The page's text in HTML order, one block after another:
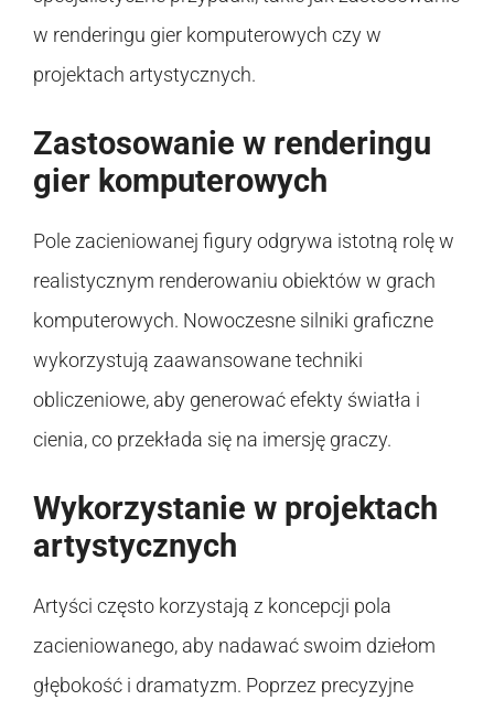
w renderingu gier komputerowych czy w
projektach artystycznych.
Zastosowanie w renderingu
gier komputerowych
Pole zacieniowanej figury odgrywa istotną rolę w
realistycznym renderowaniu obiektów w grach
komputerowych. Nowoczesne silniki graficzne
wykorzystują zaawansowane techniki
obliczeniowe, aby generować efekty światła i
cienia, co przekłada się na imersję graczy.
Wykorzystanie w projektach
artystycznych
Artyści często korzystają z koncepcji pola
zacieniowanego, aby nadawać swoim dziełom
głębokość i dramatyzm. Poprzez precyzyjne